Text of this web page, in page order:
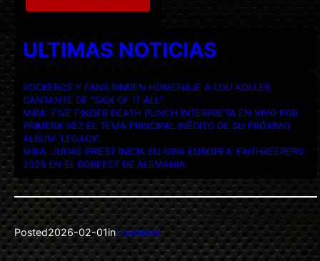
ULTIMAS NOTICIAS
ROCKEROS Y FANS RINDEN HOMENAJE A LOU KOLLER,
CANTANTE DE “SICK OF IT ALL”.
MIRA: FIVE FINGER DEATH PUNCH INTERPRETA EN VIVO POR
PRIMERA VEZ EL TEMA PRINCIPAL INÉDITO DE SU PRÓXIMO
ÁLBUM ‘LEGACY’.
MIRA: JUDAS PRIEST INICIA SU GIRA EUROPEA ‘FAITHKEEPERS’
2026 EN EL BOBFEST DE ALEMANIA.
Posted2026-02-01inLoudwire